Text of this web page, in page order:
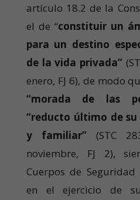
artículo 18.2 de la
el de “constituir un
para un destino
de la vida privada”
enero, FJ 6), de modo
“morada de las
“reducto último de
y familiar” (STC
noviembre, FJ 2),
Cuerpos de
en el ejercicio de